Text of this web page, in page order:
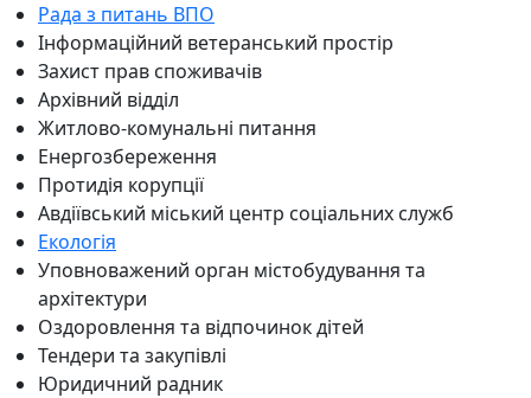
Рада з питань ВПО
Інформаційний ветеранський простір
Захист прав споживачів
Архівний відділ
Житлово-комунальні питання
Енергозбереження
Протидія корупції
Авдіївський міський центр соціальних служб
Екологія
Уповноважений орган містобудування та
архітектури
Оздоровлення та відпочинок дітей
Тендери та закупівлі
Юридичний радник